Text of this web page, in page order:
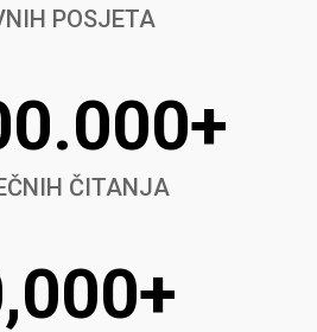
POSJETA
ČITANJA